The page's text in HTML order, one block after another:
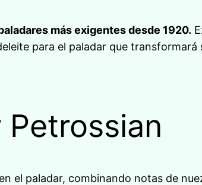
más exigentes desde 1920.
para el paladar que transformará
el paladar, combinando notas de